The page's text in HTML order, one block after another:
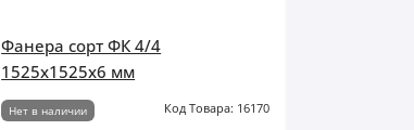
Фанера сорт ФК 4/4
1525x1525x6 мм
Нет в наличии Код Товара: 16170